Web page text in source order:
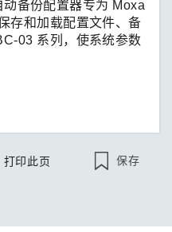
备份配置器专为 Moxa
存和加载配置文件、备
03 系列，使系统参数
打印此页 保存